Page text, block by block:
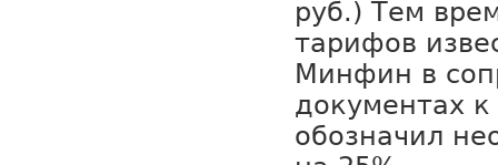
руб.) Тем
тарифов
Минфин в
документах
обозначил